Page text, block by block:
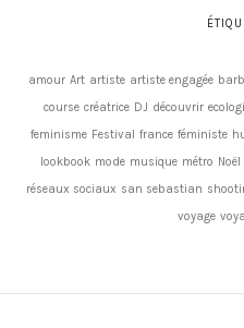
amour Art artiste artiste engagée
course créatrice DJ découvrir
feminisme Festival france féministe
lookbook mode musique métro Noël
réseaux sociaux san sebastian
voyage